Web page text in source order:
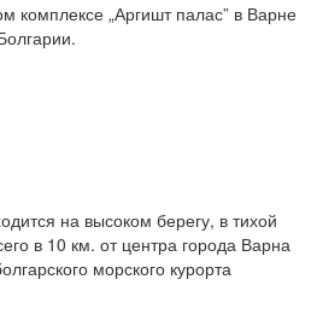
комплексе „Аргишт палас” в Варне
на высоком берегу, в тихой
в 10 км. от центра города Варна
морского курорта